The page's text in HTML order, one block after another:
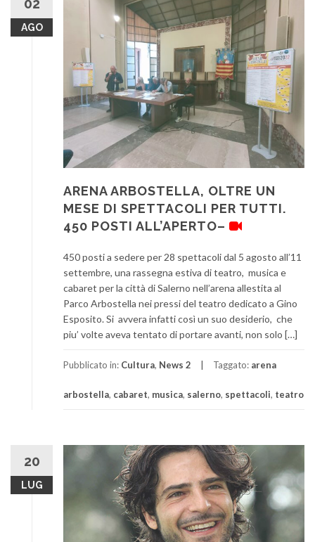
AGO
ARENA ARBOSTELLA, OLTRE UN
MESE DI SPETTACOLI PER TUTTI.
450 POSTI ALL’APERTO–
450 posti a sedere per 28 spettacoli dal 5 agosto all’11
settembre, una rassegna estiva di teatro, musica e
cabaret per la città di Salerno nell’arena allestita al
Parco Arbostella nei pressi del teatro dedicato a Gino
Esposito. Si avvera infatti così un suo desiderio, che
piu’ volte aveva tentato di portare avanti, non solo […]
Pubblicato in: Cultura, News 2 Taggato: arena
arbostella, cabaret, musica, salerno, spettacoli, teatro
20
LUG